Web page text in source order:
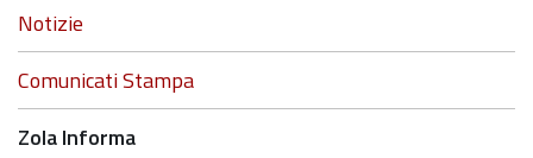
Navigazione
Notizie
Comunicati Stampa
Zola Informa